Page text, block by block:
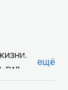
гид
всегда
ещё